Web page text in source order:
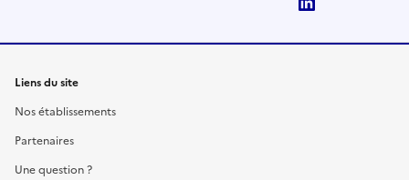
Liens du site
Nos établissements
Partenaires
Une question ?